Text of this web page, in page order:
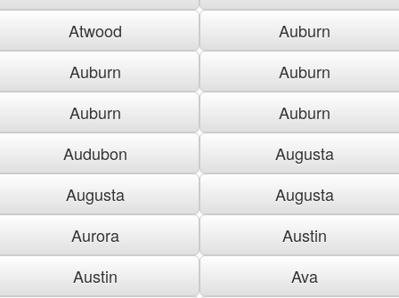
Atwood
Auburn
Auburn
Auburn
Auburn
Auburn
Audubon
Augusta
Augusta
Augusta
Aurora
Austin
Austin
Ava